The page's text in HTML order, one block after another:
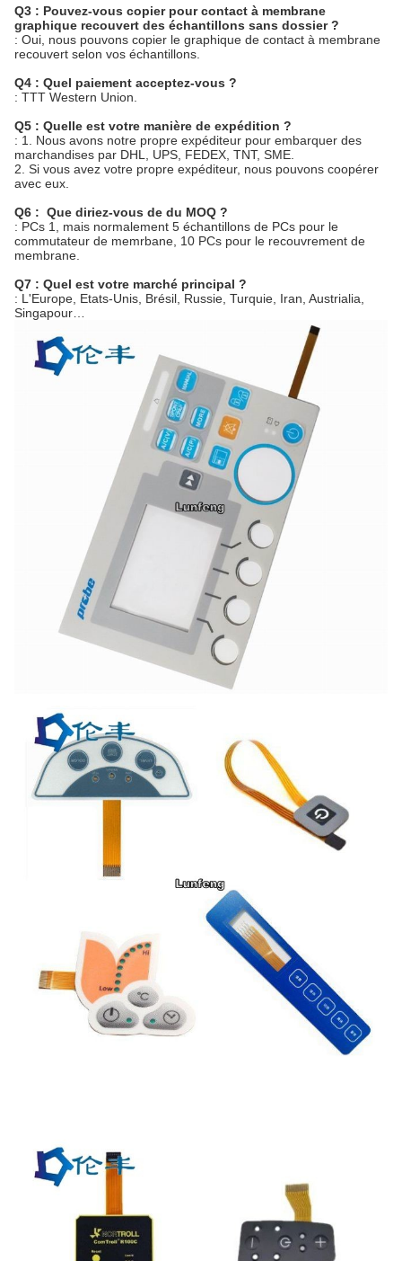
Q3 : Pouvez-vous copier pour contact à membrane
graphique recouvert des échantillons sans dossier ?
: Oui, nous pouvons copier le graphique de contact à membrane
recouvert selon vos échantillons.
Q4 : Quel paiement acceptez-vous ?
: TTT Western Union.
Q5 : Quelle est votre manière de expédition ?
: 1. Nous avons notre propre expéditeur pour embarquer des
marchandises par DHL, UPS, FEDEX, TNT, SME.
2. Si vous avez votre propre expéditeur, nous pouvons coopérer
avec eux.
Q6 : Que diriez-vous de du MOQ ?
: PCs 1, mais normalement 5 échantillons de PCs pour le
commutateur de memrbane, 10 PCs pour le recouvrement de
membrane.
Q7 : Quel est votre marché principal ?
: L'Europe, Etats-Unis, Brésil, Russie, Turquie, Iran, Austrialia,
Singapour…